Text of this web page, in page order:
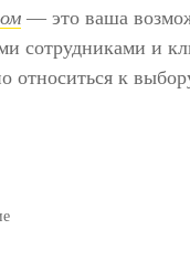
— это ваша
сотрудниками и
относиться к